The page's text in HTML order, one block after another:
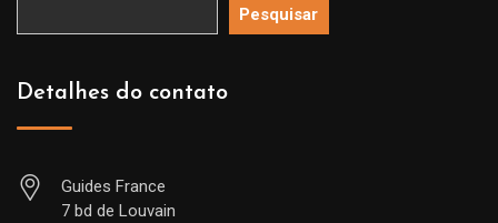
Pesquisar
Detalhes do contato
Guides France
7 bd de Louvain